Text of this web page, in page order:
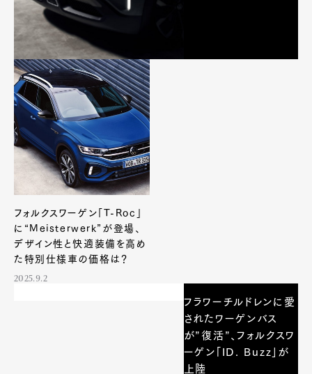
Fashion
Cars
Lifestyle
フォルクスワーゲン「T-Roc」
に“Meisterwerk”が登場、
デザイン性と快適装備を高め
た特別仕様車の価格は？
2025.9.2
フラワーチルドレンに愛
されたワーゲンバス
が”復活”、フォルクスワ
ーゲン「ID. Buzz」が
上陸